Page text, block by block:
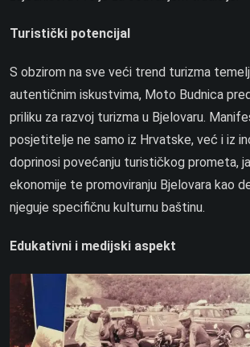
Turistički potencijal
S obzirom na sve veći trend turizma
autentičnim iskustvima, Moto Budnica
priliku za razvoj turizma u Bjelovaru.
posjetitelje ne samo iz Hrvatske, već i iz
doprinosi povećanju turističkog prometa,
ekonomije te promoviranju Bjelovara kao
njeguje specifičnu kulturnu baštinu.
Edukativni i medijski aspekt